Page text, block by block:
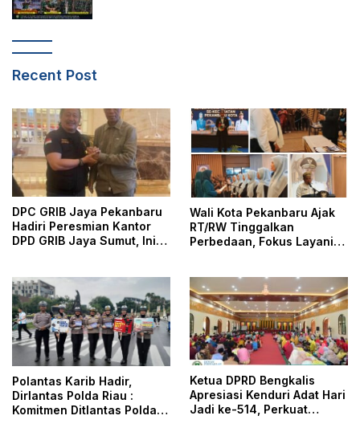
Recent Post
DPC GRIB Jaya Pekanbaru
Hadiri Peresmian Kantor
DPD GRIB Jaya Sumut, Ini
Wali Kota Pekanbaru Ajak
RT/RW Tinggalkan
Perbedaan, Fokus Layani
Polantas Karib Hadir,
Dirlantas Polda Riau :
Komitmen Ditlantas Polda
Ketua DPRD Bengkalis
Apresiasi Kenduri Adat Hari
Jadi ke-514, Perkuat